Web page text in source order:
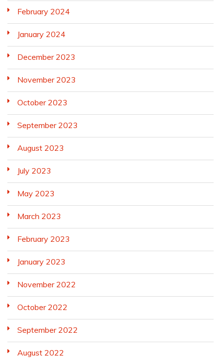
February 2024
January 2024
December 2023
November 2023
October 2023
September 2023
August 2023
July 2023
May 2023
March 2023
February 2023
January 2023
November 2022
October 2022
September 2022
August 2022